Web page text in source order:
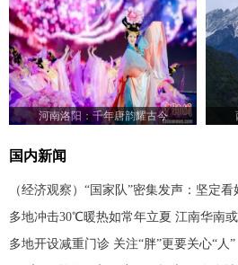
河南洛阳：千年唐韵耀古今
国内新闻
（经济观察）“国家队”密集发声：坚定
多地冲击30℃暖热如常年立夏 江南华南
多地开设减重门诊 关注“胖”更要关心“人”